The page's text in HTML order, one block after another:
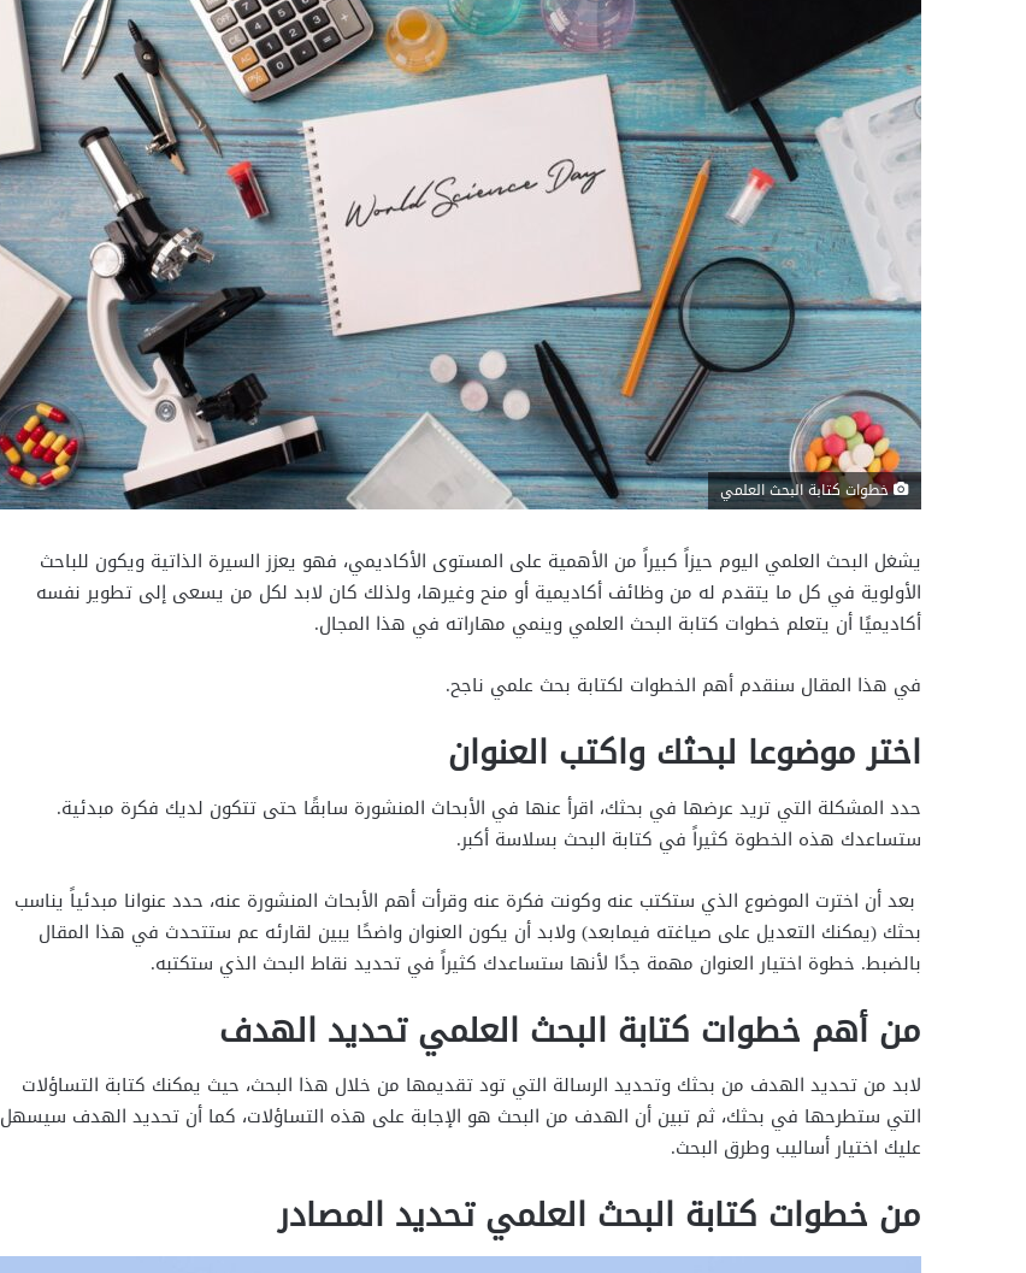
خطوات كتابة البحث العلمي
يشغل البحث العلمي اليوم حيزاً كبيراً من الأهمية على المستوى الأكاديمي، فهو يعزز السيرة الذاتية ويكون للباحث
الأولوية في كل ما يتقدم له من وظائف أكاديمية أو منح وغيرها، ولذلك كان لابد لكل من يسعى إلى تطوير نفسه
أكاديميًا أن يتعلم خطوات كتابة البحث العلمي وينمي مهاراته في هذا المجال.
في هذا المقال سنقدم أهم الخطوات لكتابة بحث علمي ناجح.
اختر موضوعا لبحثك واكتب العنوان
حدد المشكلة التي تريد عرضها في بحثك، اقرأ عنها في الأبحاث المنشورة سابقًا حتى تتكون لديك فكرة مبدئية.
ستساعدك هذه الخطوة كثيراً في كتابة البحث بسلاسة أكبر.
بعد أن اخترت الموضوع الذي ستكتب عنه وكونت فكرة عنه وقرأت أهم الأبحاث المنشورة عنه، حدد عنوانا مبدئياً يناسب
بحثك (يمكنك التعديل على صياغته فيمابعد) ولابد أن يكون العنوان واضحًا يبين لقارئه عم ستتحدث في هذا المقال
بالضبط. خطوة اختيار العنوان مهمة جدًا لأنها ستساعدك كثيراً في تحديد نقاط البحث الذي ستكتبه.
من أهم خطوات كتابة البحث العلمي تحديد الهدف
لابد من تحديد الهدف من بحثك وتحديد الرسالة التي تود تقديمها من خلال هذا البحث، حيث يمكنك كتابة التساؤلات
التي ستطرحها في بحثك، ثم تبين أن الهدف من البحث هو الإجابة على هذه التساؤلات، كما أن تحديد الهدف سيسهل
عليك اختيار أساليب وطرق البحث.
من خطوات كتابة البحث العلمي تحديد المصادر